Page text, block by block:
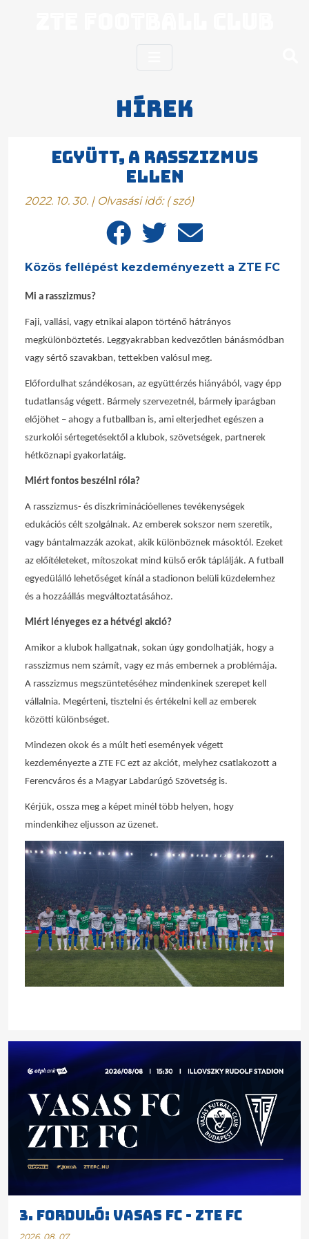
Hírek
Együtt, a rasszizmus
ellen
2022. 10. 30. | Olvasási idő: (szó)
Közös fellépést kezdeményezett a ZTE FC
Mi a rasszizmus?
Faji, vallási, vagy etnikai alapon történő hátrányos
megkülönböztetés. Leggyakrabban kedvezőtlen bánásmódban
vagy sértő szavakban, tettekben valósul meg.
Előfordulhat szándékosan, az együttérzés hiányából, vagy épp
tudatlanság végett. Bármely szervezetnél, bármely iparágban
előjöhet – ahogy a futballban is, ami elterjedhet egészen a
szurkolói sértegetésektől a klubok, szövetségek, partnerek
hétköznapi gyakorlatáig.
Miért fontos beszélni róla?
A rasszizmus- és diszkriminációellenes tevékenységek
edukációs célt szolgálnak. Az emberek sokszor nem szeretik,
vagy bántalmazzák azokat, akik különböznek másoktól. Ezeket
az előítéleteket, mítoszokat mind külső erők táplálják. A futball
egyedülálló lehetőséget kínál a stadionon belüli küzdelemhez
és a hozzáállás megváltoztatásához.
Miért lényeges ez a hétvégi akció?
Amikor a klubok hallgatnak, sokan úgy gondolhatják, hogy a
rasszizmus nem számít, vagy ez más embernek a problémája.
A rasszizmus megszüntetéséhez mindenkinek szerepet kell
vállalnia. Megérteni, tisztelni és értékelni kell az emberek
közötti különbséget.
Mindezen okok és a múlt heti események végett
kezdeményezte a ZTE FC ezt az akciót, melyhez csatlakozott a
Ferencváros és a Magyar Labdarúgó Szövetség is.
Kérjük, ossza meg a képet minél több helyen, hogy
mindenkihez eljusson az üzenet.
3. FORDULÓ: VASAS FC - ZTE FC
2026. 08. 07.